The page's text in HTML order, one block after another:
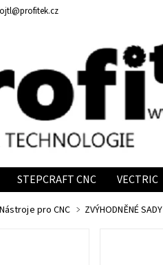
@profitek.cz
STEPCRAFT CNC VECTRIC
Nástroje pro CNC ZVÝHODNĚNÉ SADY